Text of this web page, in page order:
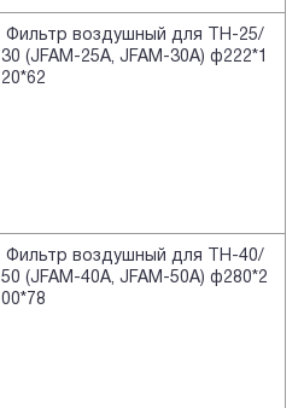
Фильтр воздушный для TH-25/
30 (JFAM-25A, JFAM-30A) ф222*1
20*62
Фильтр воздушный для TH-40/
50 (JFAM-40A, JFAM-50A) ф280*2
00*78